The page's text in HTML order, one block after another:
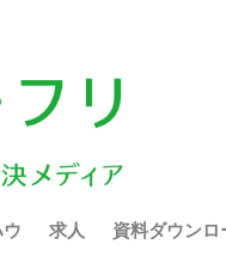
ウ 求人 資料ダウンロ